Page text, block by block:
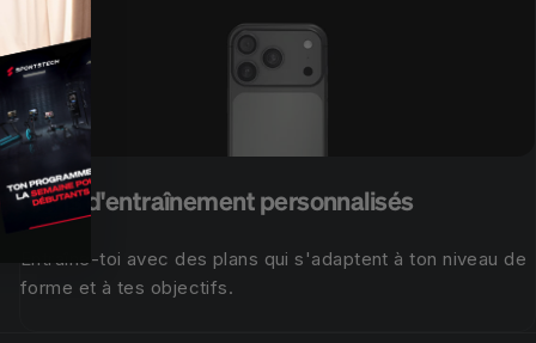
Plans d'entraînement personnalisés
Entraîne-toi avec des plans qui s'adaptent à ton niveau de
forme et à tes objectifs.